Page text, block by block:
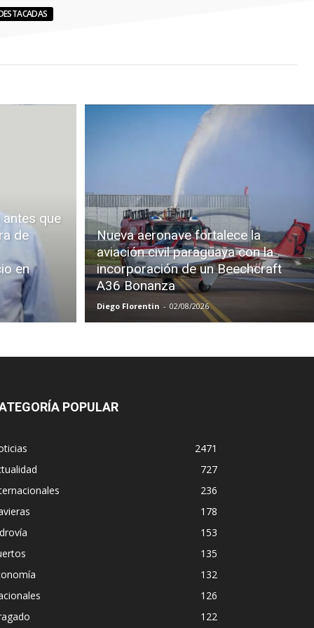
que
de
en
Nueva aeronave fortalece la
aviación civil paraguaya con la
incorporación de un Beechcraft
A36 Bonanza
Diego Florentin - 02/08/2026
POPULAR
2471
727
236
178
153
135
132
126
122